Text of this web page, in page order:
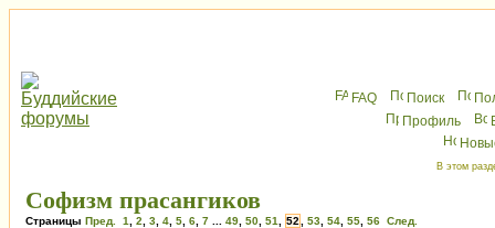
FAQ Поиск
Профиль
В этом
Софизм прасангиков
Страницы Пред. 1 2 3 4 5 6 7 49 50 51 52 53 54 55 56 След.